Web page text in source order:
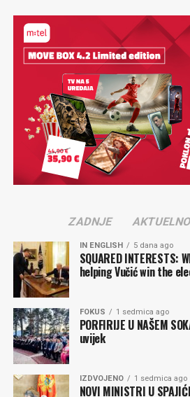
svijeta, u mojim ušima
Medjunarodnog olimpijskog
zavjese na sve te bajkovite
Neka ove riječi dragog Huana
ZADNJE AKTUELNO
IN ENGLISH 5 dana ago
SQUARED INTERESTS:
helping Vučić win the
FOKUS 1 sedmica ago
PORFIRIJE U NAŠEM
uvijek
IZDVOJENO 1 sedmica ago
NOVI MINISTRI U